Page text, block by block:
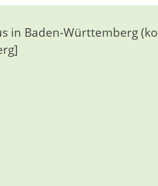
in Baden-Württemberg